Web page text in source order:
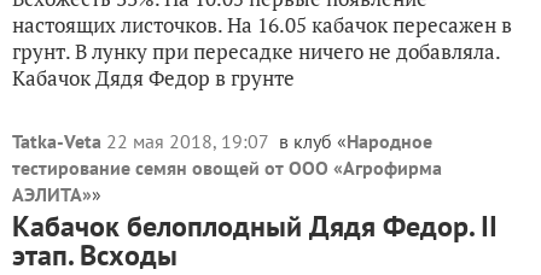
настоящих листочков. На 16.05 кабачок пересажен в
грунт. В лунку при пересадке ничего не добавляла.
Кабачок Дядя Федор в грунте
Tatka-Veta 22 мая 2018, 19:07 в клуб «Народное
тестирование семян овощей от ООО «Агрофирма
АЭЛИТА»»
Кабачок белоплодный Дядя Федор. II
этап. Всходы